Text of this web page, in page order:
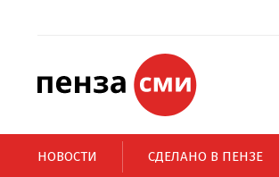
НОВОСТИ СДЕЛАНО В ПЕНЗЕ